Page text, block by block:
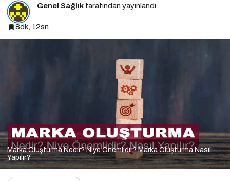
Genel Sağlık tarafından yayınlandı
8dk, 12sn
Marka Oluşturma Nedir? Niye Önemlidir? Marka Oluşturma Nasıl
Yapılır?